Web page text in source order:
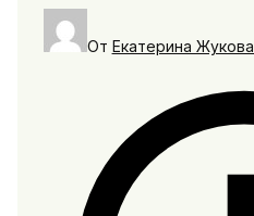
От Екатерина Жукова